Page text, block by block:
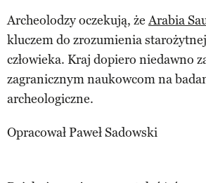
Archeolodzy oczekują, żeArabia
kluczem do zrozumienia
człowieka. Kraj dopiero niedawno
zagranicznym naukowcom na
archeologiczne.
Opracował Paweł Sadowski